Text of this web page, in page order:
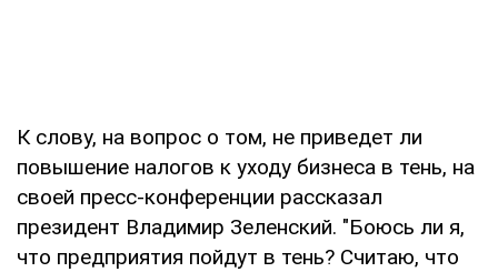
К слову, на вопрос о том, не приведет ли
повышение налогов к уходу бизнеса в тень, на
своей пресс-конференции рассказал
президент Владимир Зеленский. "Боюсь ли я,
что предприятия пойдут в тень? Считаю, что